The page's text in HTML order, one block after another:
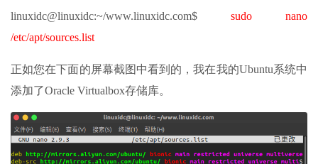
linuxidc@linuxidc:~/www.linuxidc.com$ sudo nano
/etc/apt/sources.list
正如您在下面的屏幕截图中看到的，我在我的Ubuntu系统中
添加了Oracle Virtualbox存储库。